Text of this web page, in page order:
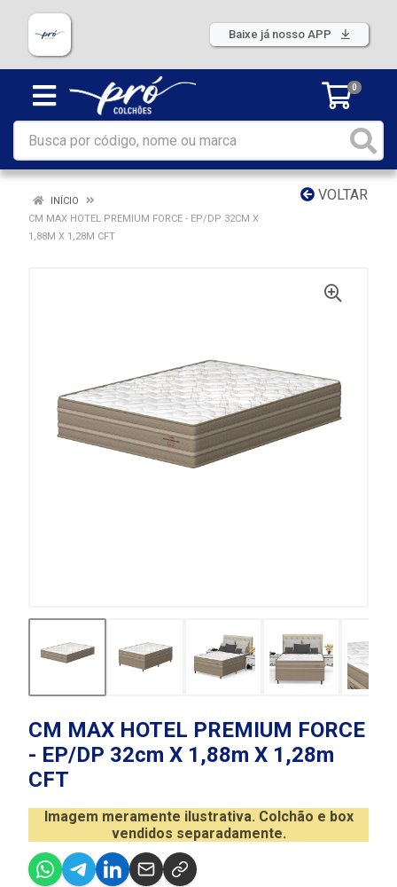
Baixe já nosso APP
0
VOLTAR
INÍCIO
CM MAX HOTEL PREMIUM FORCE - EP/DP 32CM X
1,88M X 1,28M CFT
CM MAX HOTEL PREMIUM FORCE
- EP/DP 32cm X 1,88m X 1,28m
CFT
Imagem meramente ilustrativa. Colchão e box
vendidos separadamente.